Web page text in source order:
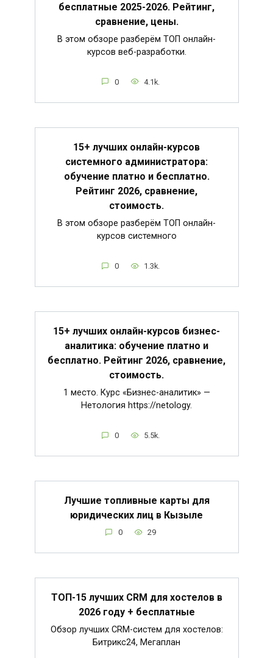
бесплатные 2025-2026. Рейтинг,
сравнение, цены.
В этом обзоре разберём ТОП онлайн-
курсов веб-разработки.
0 4.1k.
15+ лучших онлайн-курсов
системного администратора:
обучение платно и бесплатно.
Рейтинг 2026, сравнение,
стоимость.
В этом обзоре разберём ТОП онлайн-
курсов системного
0 1.3k.
15+ лучших онлайн-курсов бизнес-
аналитика: обучение платно и
бесплатно. Рейтинг 2026, сравнение,
стоимость.
1 место. Курс «Бизнес-аналитик» —
Нетология https://netology.
0 5.5k.
Лучшие топливные карты для
юридических лиц в Кызыле
0 29
ТОП-15 лучших CRM для хостелов в
2026 году + бесплатные
Обзор лучших CRM-систем для хостелов:
Битрикс24, Мегаплан